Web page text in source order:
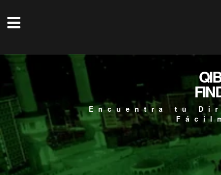
Encuentra tu